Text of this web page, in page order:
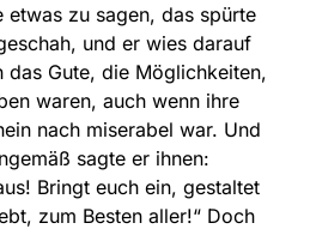
etwas zu sagen, das spürte
und er wies darauf
das Gute, die Möglichkeiten,
waren, auch wenn ihre
nach miserabel war. Und
sagte er ihnen:
Bringt euch ein, gestaltet
zum Besten aller!“ Doch